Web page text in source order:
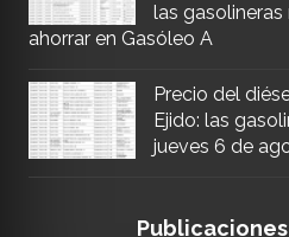
las
ahorrar en Gasóleo A
Precio del
Ejido: las
jueves 6 de